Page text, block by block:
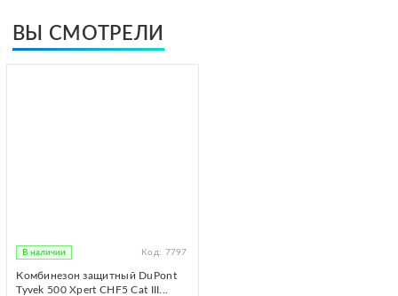
ВЫ СМОТРЕЛИ
В наличии Код: 7797
Комбинезон защитный DuPont
Tyvek 500 Xpert CHF5 Cat III...